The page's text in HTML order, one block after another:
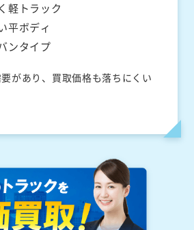
軽トラック
平ボディ
ンタイプ
があり、買取価格も落ちにくい